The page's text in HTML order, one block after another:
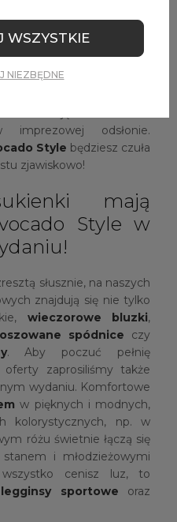
dniu swoim kobiecym
sukienki dla druhen
do gustu wielu paniom i
dla całej grupy
staniesz przed ołtarzem,
imprezowej odsłonie.
Style będziesz czuła
zjawiskowo!
mają
Style w
słusznie, na naszych
znajdują się nie tylko
wieczorowe bluzki,
spódnice czy
. Aby poczuć pełnię
zaprosiliśmy także
wydaniu. Komfortowe
w pięknych i modnych,
kolorystycznych, np. w
różu świetnie łączą się
i młodzieżowymi
cenisz luz, to
legginsy sportowe oraz
NIEZBĘDNE
WSZYSTKIE